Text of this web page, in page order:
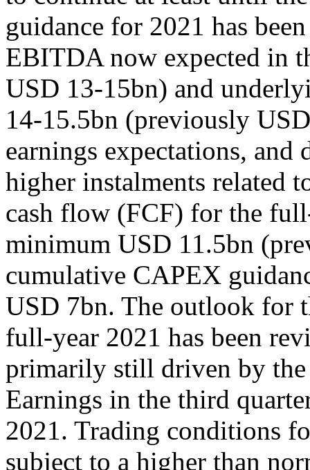
guidance for 2021 has
EBITDA now expected in
USD 13-15bn) and
14-15.5bn (previously
earnings expectations,
higher instalments related
cash flow (FCF) for the
minimum USD 11.5bn
cumulative CAPEX
USD 7bn. The outlook for
full-year 2021 has been
primarily still driven by
Earnings in the third
2021. Trading conditions
subject to a higher than